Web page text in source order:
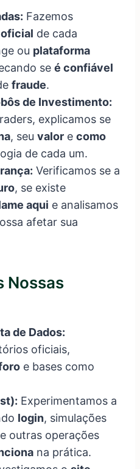
Fazemos
de cada
ou plataforma
se é confiável
fraude.
de Investimento:
explicamos se
, seu valor e como
de cada um.
Verificamos se a
, se existe
aqui e analisamos
afetar sua
Nossas
de Dados:
oficiais,
e bases como
Experimentamos a
login, simulações
outras operações
na prática.